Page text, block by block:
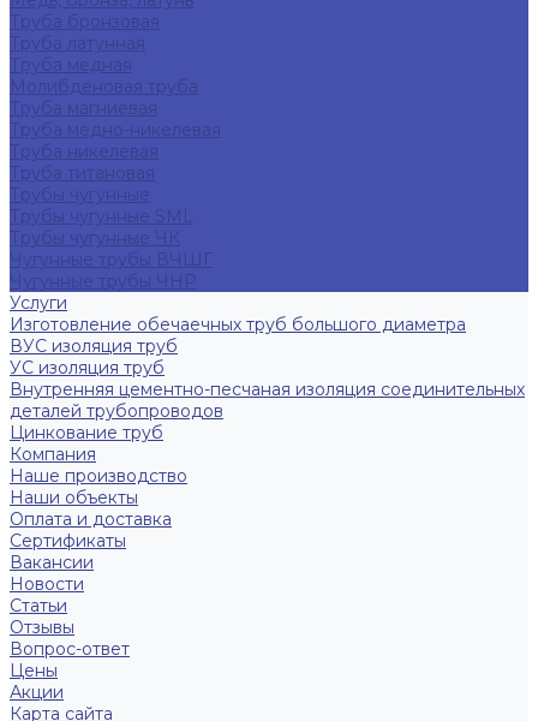
Труба бронзовая
Труба латунная
Труба медная
Молибденовая труба
Труба магниевая
Труба медно-никелевая
Труба никелевая
Труба титановая
Трубы чугунные
Трубы чугунные SML
Трубы чугунные ЧК
Чугунные трубы ВЧШГ
Чугунные трубы ЧНР
Услуги
Изготовление обечаечных труб большого диаметра
ВУС изоляция труб
УС изоляция труб
Внутренняя цементно-песчаная изоляция соединительных
деталей трубопроводов
Цинкование труб
Компания
Наше производство
Наши объекты
Оплата и доставка
Сертификаты
Вакансии
Новости
Статьи
Отзывы
Вопрос-ответ
Цены
Акции
Карта сайта